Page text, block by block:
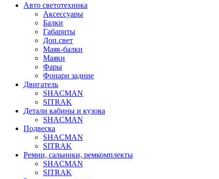
Авто светотехника
Аксессуары
Балки
Габариты
Доп.свет
Маяк-балки
Маяки
Фары
Фонари задние
Двигатель
SHACMAN
SITRAK
Детали кабины и кузова
SHACMAN
Подвеска
SHACMAN
SITRAK
Ремни, сальники, ремкомплекты
SHACMAN
SITRAK